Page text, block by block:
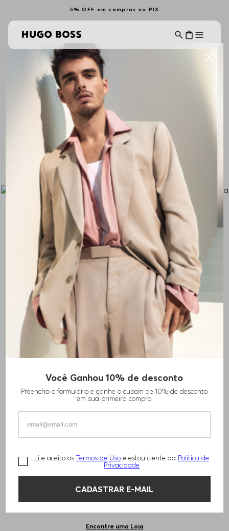
5% OFF em compras no PIX
Você Ganhou 10% de desconto
Preencha o formulário e ganhe o cupom de 10% de desconto
em sua primeira compra
Li e aceito os Termos de Uso e estou ciente da Política de
Privacidade
CADASTRAR E-MAIL
CALÇAS DE AJUSTE SLIM EM TECIDO
ELÁSTICO REPELENTE À ÁGUA
TAMANHO -48 Informações do Tamanho
Qual o seu Tamanho? Tabela de Tamanhos
ADICIONAR AO CARRINHO
Encontre uma Loja